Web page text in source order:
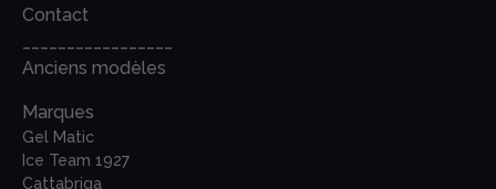
Contact
Anciens modèles
Marques
Gel Matic
Ice Team 1927
Cattabriga